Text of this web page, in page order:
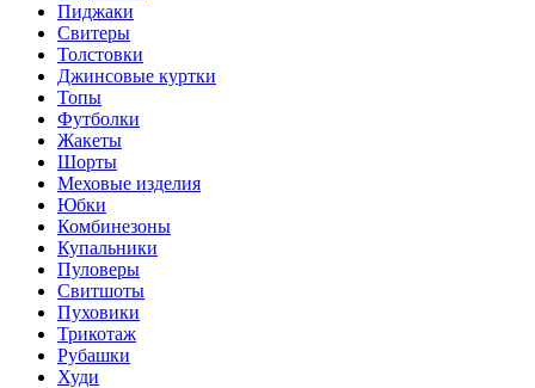
Пиджаки
Свитеры
Толстовки
Джинсовые куртки
Топы
Футболки
Жакеты
Шорты
Меховые изделия
Юбки
Комбинезоны
Купальники
Пуловеры
Свитшоты
Пуховики
Трикотаж
Рубашки
Худи